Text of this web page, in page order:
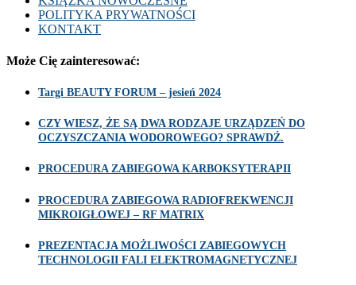
POLITYKA PRYWATNOŚCI
KONTAKT
Może Cię zainteresować:
Targi BEAUTY FORUM – jesień 2024
CZY WIESZ, ŻE SĄ DWA RODZAJE URZĄDZEŃ DO
OCZYSZCZANIA WODOROWEGO? SPRAWDŹ.
PROCEDURA ZABIEGOWA KARBOKSYTERAPII
PROCEDURA ZABIEGOWA RADIOFREKWENCJI
MIKROIGŁOWEJ – RF MATRIX
PREZENTACJA MOŻLIWOŚCI ZABIEGOWYCH
TECHNOLOGII FALI ELEKTROMAGNETYCZNEJ